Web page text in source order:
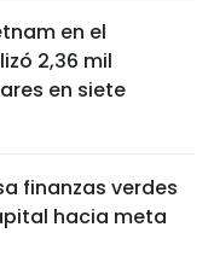
en el
2,36 mil
en siete
finanzas verdes
hacia meta